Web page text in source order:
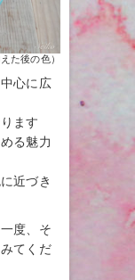
た後の色）
心に広
ます
る魅力
近づき
度、そ
てくだ